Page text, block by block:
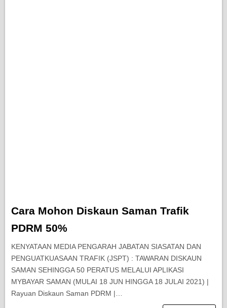
Cara Mohon Diskaun Saman Trafik
PDRM 50%
KENYATAAN MEDIA PENGARAH JABATAN SIASATAN DAN
PENGUATKUASAAN TRAFIK (JSPT) : TAWARAN DISKAUN
SAMAN SEHINGGA 50 PERATUS MELALUI APLIKASI
MYBAYAR SAMAN (MULAI 18 JUN HINGGA 18 JULAI 2021) |
Rayuan Diskaun Saman PDRM |…